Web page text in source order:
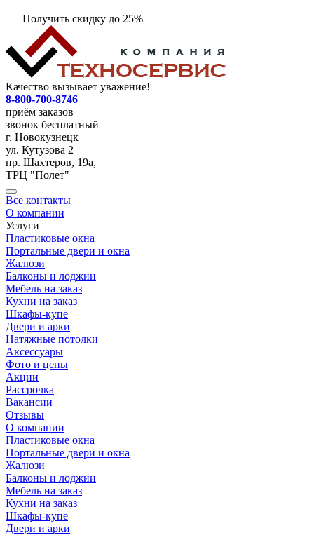
Получить скидку до 25%
Качество вызывает уважение!
8-800-700-8746
приём заказов
звонок бесплатный
г. Новокузнецк
ул. Кутузова 2
пр. Шахтеров, 19а,
ТРЦ "Полет"
Все контакты
О компании
Услуги
Пластиковые окна
Портальные двери и окна
Жалюзи
Балконы и лоджии
Мебель на заказ
Кухни на заказ
Шкафы-купе
Двери и арки
Натяжные потолки
Аксессуары
Фото и цены
Акции
Рассрочка
Вакансии
Отзывы
О компании
Пластиковые окна
Портальные двери и окна
Жалюзи
Балконы и лоджии
Мебель на заказ
Кухни на заказ
Шкафы-купе
Двери и арки